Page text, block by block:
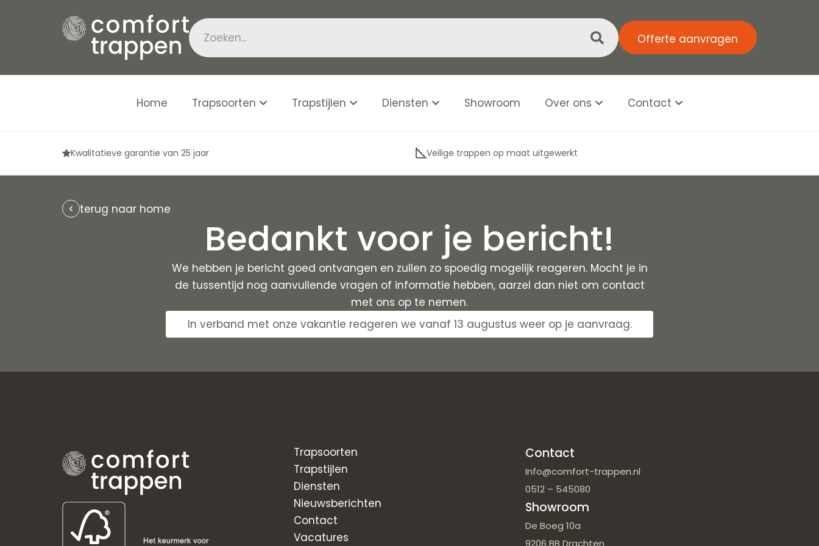
Offerte aanvragen
Home Trapsoorten Trapstijlen Diensten Showroom Over ons Contact
Kwalitatieve garantie van 25 jaar Veilige trappen op maat uitgewerkt
terug naar home
Bedankt voor je bericht!
We hebben je bericht goed ontvangen en zullen zo spoedig mogelijk reageren. Mocht je in
de tussentijd nog aanvullende vragen of informatie hebben, aarzel dan niet om contact
met ons op te nemen.
In verband met onze vakantie reageren we vanaf 13 augustus weer op je aanvraag.
Trapsoorten
Trapstijlen
Diensten
Nieuwsberichten
Contact
Vacatures
Contact
Info@comfort-trappen.nl
0512 – 545080
Showroom
De Boeg 10a
9206 BB Drachten